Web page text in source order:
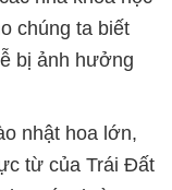
chúng ta biết
bị ảnh hưởng
nhật hoa lớn,
từ của Trái Đất